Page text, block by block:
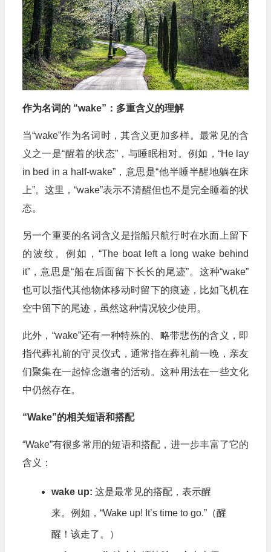
作为名词的 “wake”：多重含义的理解
当“wake”作为名词时，其含义更加多样。最常见的含
义之一是“醒着的状态”，与睡眠相对。例如，“He lay
in bed in a half-wake”，意思是“他半睡半醒地躺在床
上”。这里，“wake”表示不清醒但也不是完全睡着的状
态。
另一个重要的名词含义是指船只航行时在水面上留下
的波纹。例如，“The boat left a long wake behind
it”，意思是“船在后面留下长长的尾迹”。这种“wake”
也可以指代其他物体移动时留下的痕迹，比如飞机在
空中留下的尾迹，虽然这种情况较少使用。
此外，“wake”还有一种特殊的、略带悲伤的含义，即
指代葬礼前的守灵仪式，通常指在葬礼前一晚，亲友
们聚集在一起悼念逝者的活动。这种用法在一些文化
中仍然存在。
“Wake”的相关短语和搭配
“Wake”有很多常用的短语和搭配，进一步丰富了它的
含义：
wake up: 这是最常见的搭配，表示醒
来。例如，“Wake up! It’s time to go.”（醒
醒！该走了。）